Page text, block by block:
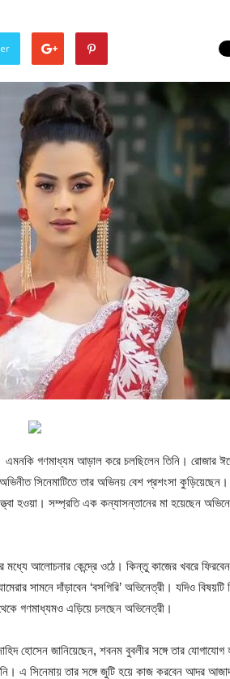
এমনকি গণমাধ্যম আড়াল করে চলছিলেন তিনি। রোজার
অভিনীত সিনেমাটিতে তার অভিনয় বেশ প্রশংসা
হওয়া। সম্প্রতি এক কন্যাসন্তানের মা হয়েছেন
মধ্যে আলোচনার কেন্দ্রে ওঠে। কিন্তু কাজের খবরে
সামনে দাঁড়াবেন ‘বসগিরি’ অভিনেত্রী। যদিও
গণমাধ্যমও এড়িয়ে চলছেন অভিনেত্রী।
হোসেন জানিয়েছেন, শবনম বুবলীর সঙ্গে তার
এ সিনেমায় তার সঙ্গে জুটি হয়ে কাজ করবেন আদর